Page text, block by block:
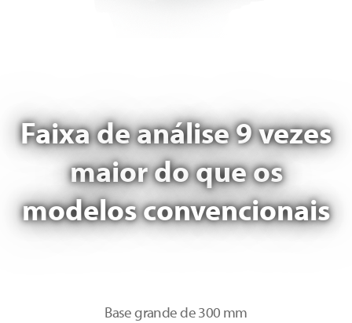
Faixa de análise 9 vezes
maior do que os
modelos convencionais
Base grande de 300 mm